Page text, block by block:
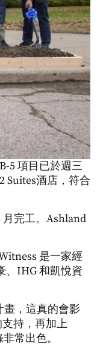
5 項目已於週三
Suites酒店，符合
月完工。Ashland
是一家經
、IHG 和凱悅資
畫，這真的會影
持，再加上
常出色。